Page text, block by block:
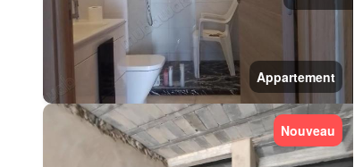
Appartement
Nouveau